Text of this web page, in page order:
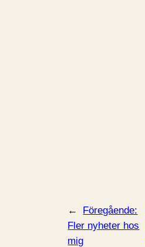
←
Föregående:
Fler nyheter hos
mig